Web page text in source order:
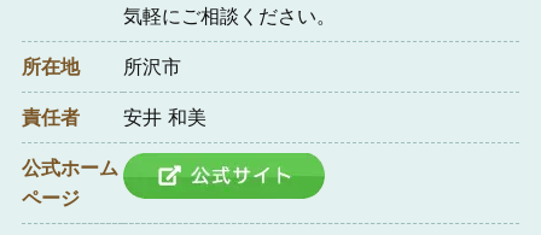
気軽にご相談ください。
所在地 所沢市
責任者 安井 和美
公式ホーム
ページ